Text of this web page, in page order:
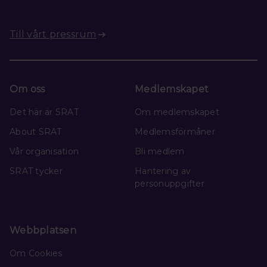
Till vårt pressrum
Om oss
Det här är SRAT
About SRAT
Vår organisation
SRAT tycker
Medlemskapet
Om medlemskapet
Medlemsförmåner
Bli medlem
Hantering av
personuppgifter
Webbplatsen
Om Cookies